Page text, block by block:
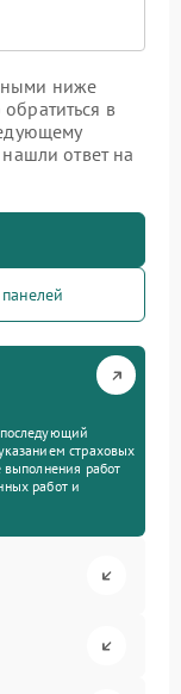
ниже
в
ответ на
последующий
страховых
выполнения работ
работ и